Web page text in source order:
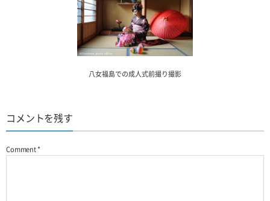
八女福島での成人式前撮り撮影
コメントを残す
Comment*